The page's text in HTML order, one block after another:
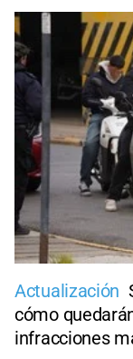
Actualización
cómo
infracciones